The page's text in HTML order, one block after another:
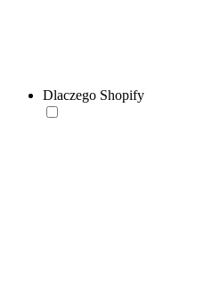
Dlaczego Shopify